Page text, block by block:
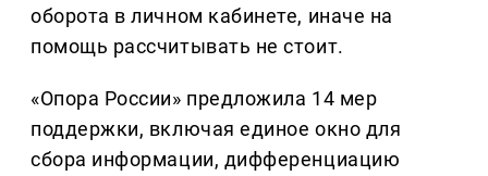
оборота в личном кабинете, иначе на
помощь рассчитывать не стоит.
«Опора России» предложила 14 мер
поддержки, включая единое окно для
сбора информации, дифференциацию